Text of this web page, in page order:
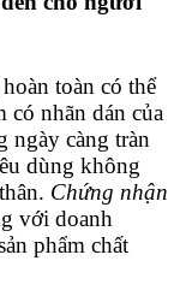
toàn có thể
có nhãn dán của
ngày càng tràn
dùng không
Chứng nhận
với doanh
phẩm chất